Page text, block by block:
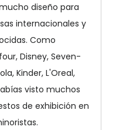
diseño para
internacionales y
Como
Disney, Seven-
Kinder, L'Oreal,
visto muchos
de exhibición en